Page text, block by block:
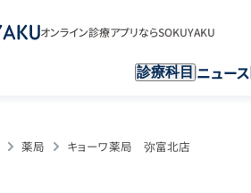
オンライン診療アプリならSOKUYAKU
診療科目 ニュース
薬局 キョーワ薬局 弥富北店